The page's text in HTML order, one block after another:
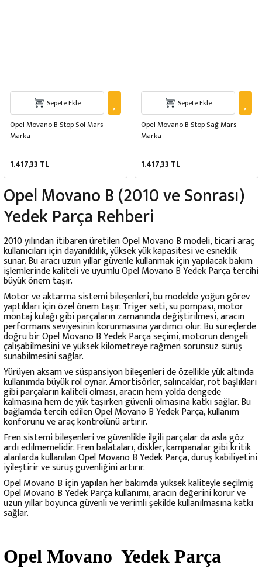
Sepete Ekle
Opel Movano B Stop Sol Mars
Marka
1.417,33 TL
Sepete Ekle
Opel Movano B Stop Sağ Mars
Marka
1.417,33 TL
Opel Movano B (2010 ve Sonrası)
Yedek Parça Rehberi
2010 yılından itibaren üretilen Opel Movano B modeli, ticari araç
kullanıcıları için dayanıklılık, yüksek yük kapasitesi ve esneklik
sunar. Bu aracı uzun yıllar güvenle kullanmak için yapılacak bakım
işlemlerinde kaliteli ve uyumlu Opel Movano B Yedek Parça tercihi
büyük önem taşır.
Motor ve aktarma sistemi bileşenleri, bu modelde yoğun görev
yaptıkları için özel önem taşır. Triger seti, su pompası, motor
montaj kulağı gibi parçaların zamanında değiştirilmesi, aracın
performans seviyesinin korunmasına yardımcı olur. Bu süreçlerde
doğru bir Opel Movano B Yedek Parça seçimi, motorun dengeli
çalışabilmesini ve yüksek kilometreye rağmen sorunsuz sürüş
sunabilmesini sağlar.
Yürüyen aksam ve süspansiyon bileşenleri de özellikle yük altında
kullanımda büyük rol oynar. Amortisörler, salıncaklar, rot başlıkları
gibi parçaların kaliteli olması, aracın hem yolda dengede
kalmasına hem de yük taşırken güvenli olmasına katkı sağlar. Bu
bağlamda tercih edilen Opel Movano B Yedek Parça, kullanım
konforunu ve araç kontrolünü artırır.
Fren sistemi bileşenleri ve güvenlikle ilgili parçalar da asla göz
ardı edilmemelidir. Fren balataları, diskler, kampanalar gibi kritik
alanlarda kullanılan Opel Movano B Yedek Parça, duruş kabiliyetini
iyileştirir ve sürüş güvenliğini artırır.
Opel Movano B için yapılan her bakımda yüksek kaliteyle seçilmiş
Opel Movano B Yedek Parça kullanımı, aracın değerini korur ve
uzun yıllar boyunca güvenli ve verimli şekilde kullanılmasına katkı
sağlar.
Opel Movano Yedek Parça